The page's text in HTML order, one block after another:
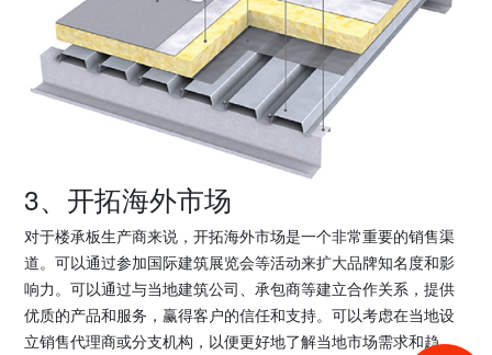
3、开拓海外市场
对于楼承板生产商来说，开拓海外市场是一个非常重要的销售渠
道。可以通过参加国际建筑展览会等活动来扩大品牌知名度和影
响力。可以通过与当地建筑公司、承包商等建立合作关系，提供
优质的产品和服务，赢得客户的信任和支持。可以考虑在当地设
立销售代理商或分支机构，以便更好地了解当地市场需求和趋